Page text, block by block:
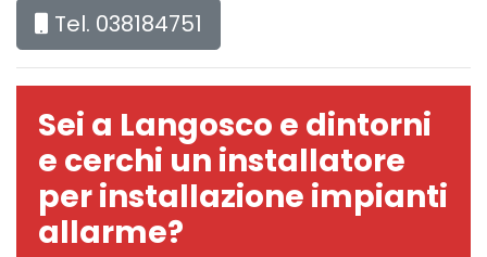
Tel. 038184751
Sei a Langosco e dintorni
e cerchi un installatore
per installazione impianti
allarme?